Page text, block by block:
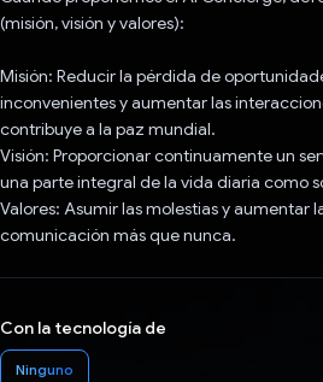
(misión, visión y valores):
Misión: Reducir la pérdida de
inconvenientes y aumentar las
contribuye a la paz mundial.
Visión: Proporcionar continuamente un
una parte integral de la vida diaria como
Valores: Asumir las molestias y aumentar
comunicación más que nunca.
Con la tecnología de
Ninguno